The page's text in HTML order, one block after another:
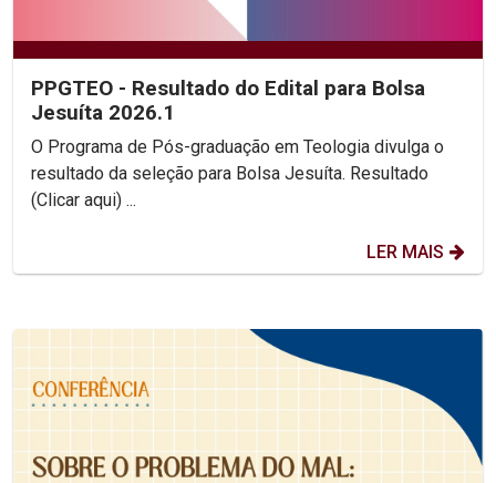
PPGTEO - Resultado do Edital para Bolsa
Jesuíta 2026.1
O Programa de Pós-graduação em Teologia divulga o
resultado da seleção para Bolsa Jesuíta. Resultado
(Clicar aqui) ...
LER MAIS